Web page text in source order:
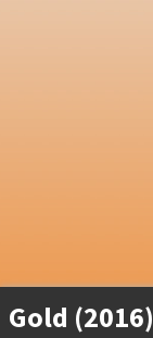
Gold (2016)